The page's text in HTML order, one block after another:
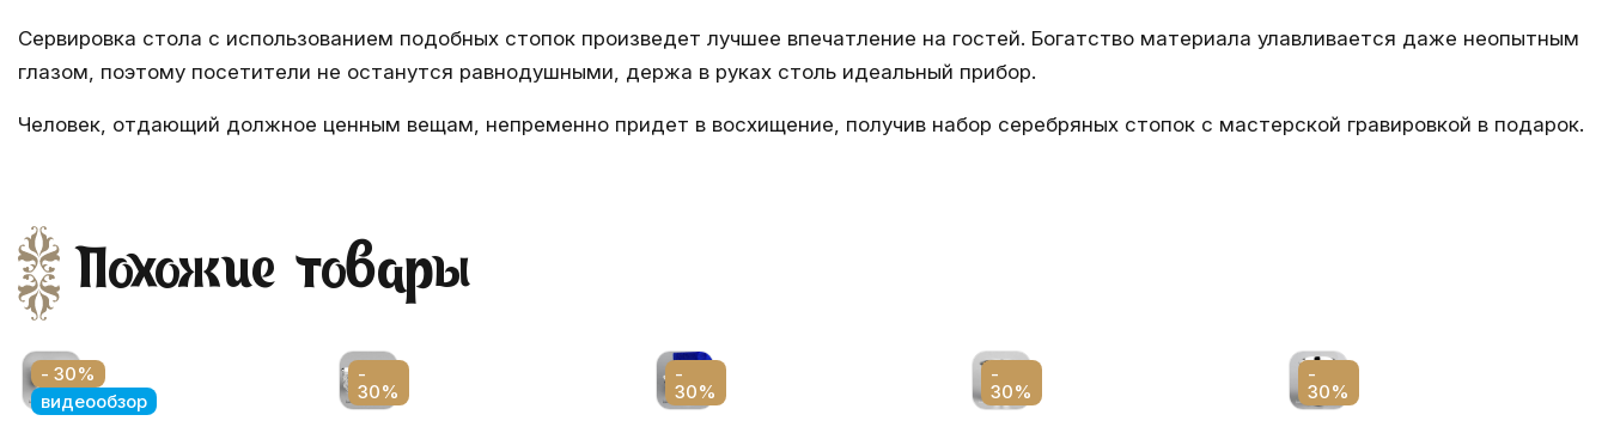
Сервировка стола с использованием подобных стопок произведет лучшее впечатление на гостей. Богатство материала улавливается даже неопытным
глазом, поэтому посетители не останутся равнодушными, держа в руках столь идеальный прибор.
Человек, отдающий должное ценным вещам, непременно придет в восхищение, получив набор серебряных стопок с мастерской гравировкой в подарок.
Похожие товары
- 30%
видеообзор
-
30%
-
30%
-
30%
-
30%